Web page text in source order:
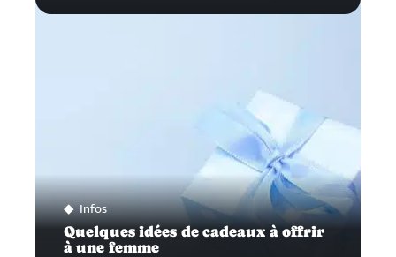
Infos
Quelques idées de cadeaux à offrir
à une femme